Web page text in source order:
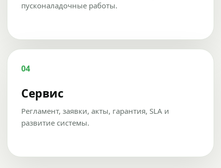
пусконаладочные работы.
04
Сервис
Регламент, заявки, акты, гарантия, SLA и
развитие системы.